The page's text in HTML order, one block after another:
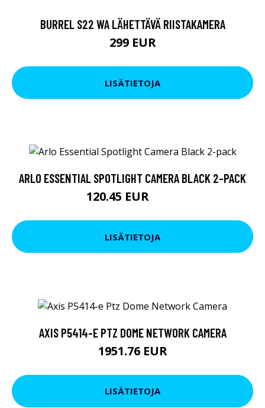
BURREL S22 WA LÄHETTÄVÄ RIISTAKAMERA
299 EUR
LISÄTIETOJA
ARLO ESSENTIAL SPOTLIGHT CAMERA BLACK 2-PACK
120.45 EUR
LISÄTIETOJA
AXIS P5414-E PTZ DOME NETWORK CAMERA
1951.76 EUR
LISÄTIETOJA